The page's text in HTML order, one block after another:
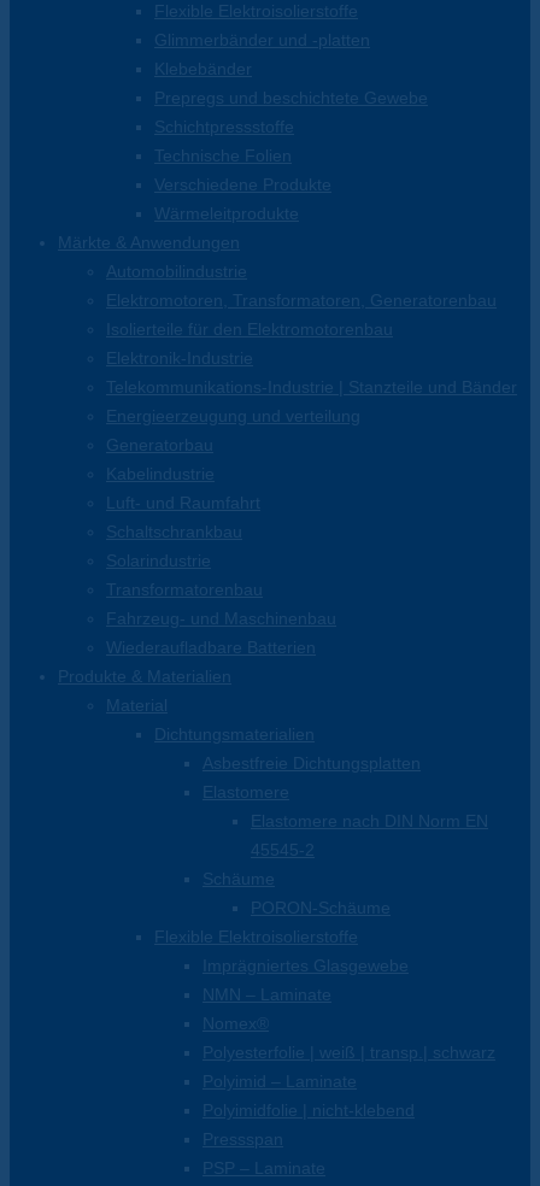
Flexible Elektroisolierstoffe
Glimmerbänder und -platten
Klebebänder
Prepregs und beschichtete Gewebe
Schichtpressstoffe
Technische Folien
Verschiedene Produkte
Wärmeleitprodukte
Märkte & Anwendungen
Automobilindustrie
Elektromotoren, Transformatoren, Generatorenbau
Isolierteile für den Elektromotorenbau
Elektronik-Industrie
Telekommunikations-Industrie | Stanzteile und Bänder
Energieerzeugung und verteilung
Generatorbau
Kabelindustrie
Luft- und Raumfahrt
Schaltschrankbau
Solarindustrie
Transformatorenbau
Fahrzeug- und Maschinenbau
Wiederaufladbare Batterien
Produkte & Materialien
Material
Dichtungsmaterialien
Asbestfreie Dichtungsplatten
Elastomere
Elastomere nach DIN Norm EN
45545-2
Schäume
PORON-Schäume
Flexible Elektroisolierstoffe
Imprägniertes Glasgewebe
NMN – Laminate
Nomex®
Polyesterfolie | weiß | transp.| schwarz
Polyimid – Laminate
Polyimidfolie | nicht-klebend
Pressspan
PSP – Laminate